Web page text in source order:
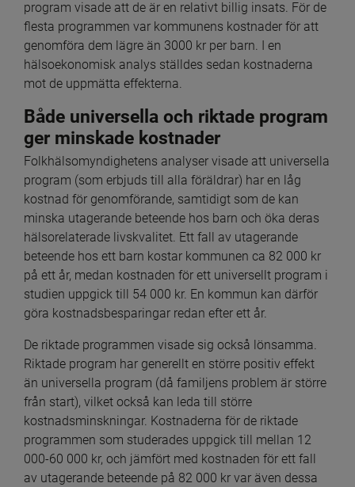
program visade att de är en relativt billig insats. För de
flesta programmen var kommunens kostnader för att
genomföra dem lägre än 3000 kr per barn. I en
hälsoekonomisk analys ställdes sedan kostnaderna
mot de uppmätta effekterna.
Både universella och riktade program
ger minskade kostnader
Folkhälsomyndighetens analyser visade att universella
program (som erbjuds till alla föräldrar) har en låg
kostnad för genomförande, samtidigt som de kan
minska utagerande beteende hos barn och öka deras
hälsorelaterade livskvalitet. Ett fall av utagerande
beteende hos ett barn kostar kommunen ca 82 000 kr
på ett år, medan kostnaden för ett universellt program i
studien uppgick till 54 000 kr. En kommun kan därför
göra kostnadsbesparingar redan efter ett år.
De riktade programmen visade sig också lönsamma.
Riktade program har generellt en större positiv effekt
än universella program (då familjens problem är större
från start), vilket också kan leda till större
kostnadsminskningar. Kostnaderna för de riktade
programmen som studerades uppgick till mellan 12
000-60 000 kr, och jämfört med kostnaden för ett fall
av utagerande beteende på 82 000 kr var även dessa